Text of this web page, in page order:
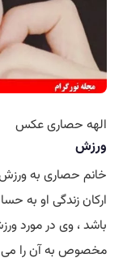
الهه حصاری عکس
ورزش
خانم حصاری به ورزش
ارکان زندگی او به
باشد ، وی در مورد
مخصوص به آن را می